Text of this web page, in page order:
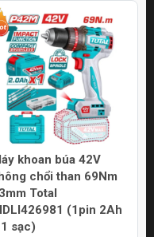
khoan búa 42V
chổi than 69Nm
Total
(1pin 2Ah
sạc)